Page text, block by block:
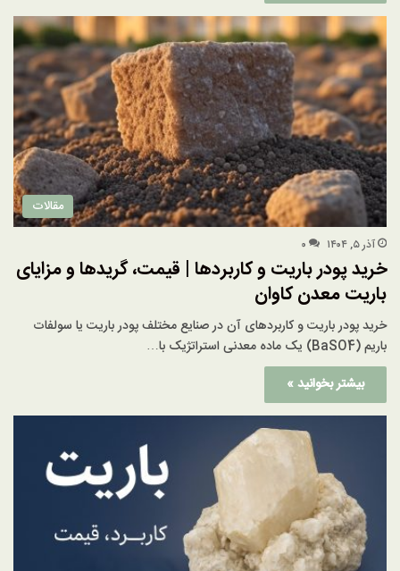
مقالات
آذر ۵, ۱۴۰۴ ۰
خرید پودر باریت و کاربردها | قیمت، گریدها و مزایای
باریت معدن کاوان
خرید پودر باریت و کاربردهای آن در صنایع مختلف پودر باریت یا سولفات
باریم (BaSO4) یک ماده معدنی استراتژیک با…
بیشتر بخوانید »